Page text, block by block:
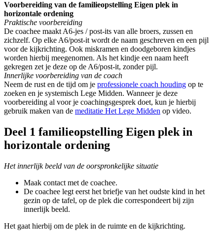
Voorbereiding van de familieopstelling Eigen plek in
horizontale ordening
Praktische voorbereiding
De coachee maakt A6-jes / post-its van alle broers, zussen en
zichzelf. Op elke A6/post-it wordt de naam geschreven en een pijl
voor de kijkrichting. Ook miskramen en doodgeboren kindjes
worden hierbij meegenomen. Als het kindje een naam heeft
gekregen zet je deze op de A6/post-it, zonder pijl.
Innerlijke voorbereiding van de coach
Neem de rust en de tijd om je professionele coach houding op te
zoeken en je systemisch Lege Midden. Wanneer je deze
voorbereiding al voor je coachingsgesprek doet, kun je hierbij
gebruik maken van de meditatie Het Lege Midden op video.
Deel 1 familieopstelling Eigen plek in
horizontale ordening
Het innerlijk beeld van de oorspronkelijke situatie
Maak contact met de coachee.
De coachee legt eerst het briefje van het oudste kind in het
gezin op de tafel, op de plek die correspondeert bij zijn
innerlijk beeld.
Het gaat hierbij om de plek in de ruimte en de kijkrichting.